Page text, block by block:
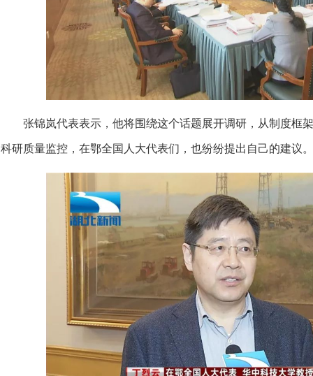
张锦岚代表表示，他将围绕这个话题展开调研，从制度框
科研质量监控，在鄂全国人大代表们，也纷纷提出自己的建议。